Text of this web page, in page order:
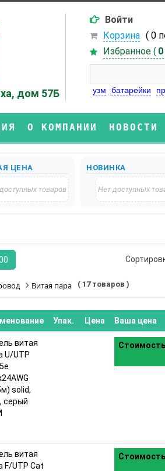
дом 57Б
Войти
Корзина ( 0
Избранное ( 0
узм батарейки
О КОМПАНИИ НОВОСТИ
ЦЕНА
товаров
НОВИНКА
Нет доступных
Витая пара ( 17 товаров )
Упак. Цена Ваша цена
витая
U/UTP
solid,
серый
витая
F/UTP Cat